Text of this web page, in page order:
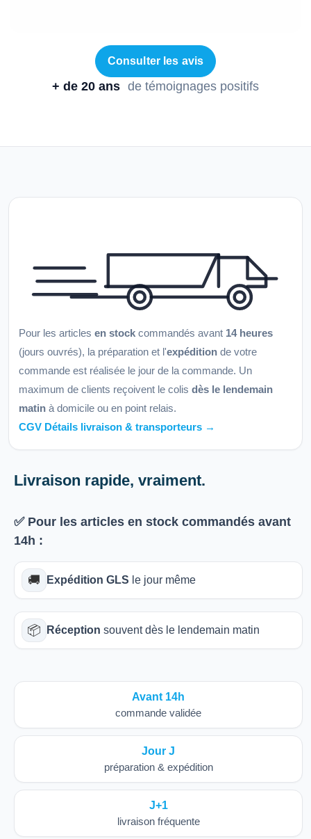
Consulter les avis
+ de 20 ans de témoignages positifs
Pour les articles en stock commandés avant 14 heures
(jours ouvrés), la préparation et l'expédition de votre
commande est réalisée le jour de la commande. Un
maximum de clients reçoivent le colis dès le lendemain
matin à domicile ou en point relais.
CGV Détails livraison & transporteurs →
Livraison rapide, vraiment.
✅ Pour les articles en stock commandés avant
14h :
🚚 Expédition GLS le jour même
📦 Réception souvent dès le lendemain matin
Avant 14h
commande validée
Jour J
préparation & expédition
J+1
livraison fréquente